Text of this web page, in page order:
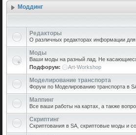
Моддинг
Редакторы
О различных редакторах информации
Моды
Ваши моды на разный лад. Не касающиеся
Подфорум:
Art-Workshop
Моделирование транспорта
Форум по Моделированию транспорта в
Маппинг
Все ваши работы на картах, а также
Скриптинг
Скриптования в SA, скриптовые моды и